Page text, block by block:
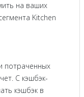
на ваших
Kitchen
потраченных
С кэшбэк-
кэшбэк в